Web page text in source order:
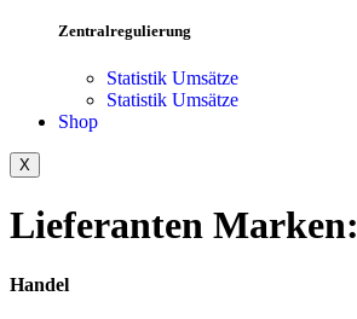
Zentralregulierung
Statistik Umsätze
Statistik Umsätze
Shop
X
Lieferanten Marken:
Handel